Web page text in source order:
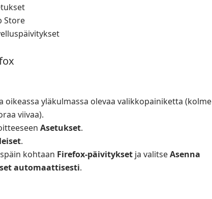
Store
oikeassa yläkulmassa olevaa valikkopainiketta (kolme
viivaa).
Asetukset.
.
kohtaan Firefox-päivitykset ja valitseAsenna
automaattisesti.